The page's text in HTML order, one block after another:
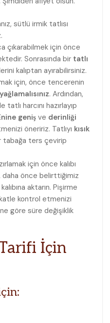
sütlü irmik tatlısı
çıkarabilmek için önce
Sonrasında bir tatlı
kalıptan ayırabilirsiniz.
için, önce tencerenin
yağlamalısınız. Ardından,
tatlı harcını hazırlayıp
geniş ve derinliği
öneririz. Tatlıyı kısık
tabağa ters çevirip
için önce kalıbı
daha önce belirttiğimiz
aktarın. Pişirme
kontrol etmenizi
göre süre değişiklik
İçin